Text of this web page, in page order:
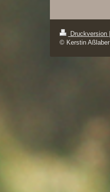
Druckversion
© Kerstin Aßlaber